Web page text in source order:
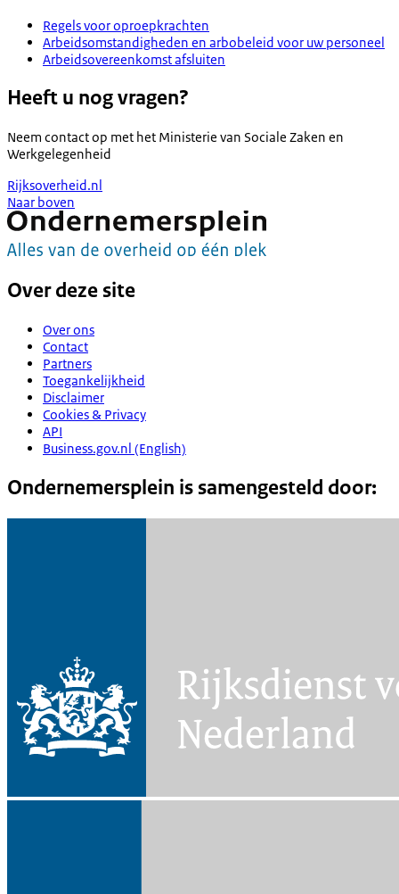
Regels voor oproepkrachten
Arbeidsomstandigheden en arbobeleid voor uw personeel
Arbeidsovereenkomst afsluiten
Heeft u nog vragen?
Neem contact op met het Ministerie van Sociale Zaken en
Werkgelegenheid
Rijksoverheid.nl
Naar boven
Over deze site
Over ons
Contact
Partners
Toegankelijkheid
Disclaimer
Cookies & Privacy
API
Business.gov.nl (English)
Ondernemersplein is samengesteld door: